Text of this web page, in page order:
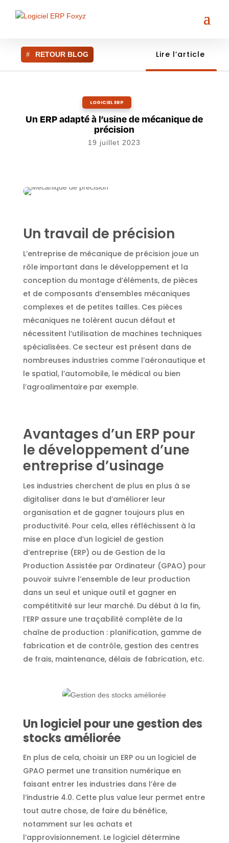
RETOUR BLOG Lire l’article
LOGICIEL ERP
Un ERP adapté à l’usine de mécanique de
précision
19 juillet 2023
Un travail de précision
L’entreprise de mécanique de précision joue un
rôle important dans le développement et la
conception du montage d’éléments, de pièces
et de composants d’ensembles mécaniques
complexes et de petites tailles. Ces pièces
mécaniques ne tolèrent aucun défaut et
nécessitent l’utilisation de machines techniques
spécialisées. Ce secteur est présent dans de
nombreuses industries comme l’aéronautique et
le spatial, l’automobile, le médical ou bien
l’agroalimentaire par exemple.
Avantages d’un ERP pour
le développement d’une
entreprise d’usinage
Les industries cherchent de plus en plus à se
digitaliser dans le but d’améliorer leur
organisation et de gagner toujours plus en
productivité. Pour cela, elles réfléchissent à la
mise en place d’un logiciel de gestion
d’entreprise (ERP) ou de Gestion de la
Production Assistée par Ordinateur (GPAO) pour
pouvoir suivre l’ensemble de leur production
dans un seul et unique outil et gagner en
compétitivité sur leur marché. Du début à la fin,
l’ERP assure une traçabilité complète de la
chaîne de production : planification, gamme de
fabrication et de contrôle, gestion des centres
de frais, maintenance, délais de fabrication, etc.
Un logiciel pour une gestion des
stocks améliorée
En plus de cela, choisir un ERP ou un logiciel de
GPAO permet une transition numérique en
faisant entrer les industries dans l’ère de
l’industrie 4.0. Cette plus value leur permet entre
tout autre chose, de faire du bénéfice,
notamment sur les achats et
l’approvisionnement. Le logiciel détermine